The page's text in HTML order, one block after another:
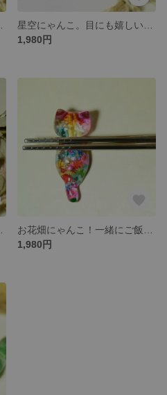
1,980円
1,980円